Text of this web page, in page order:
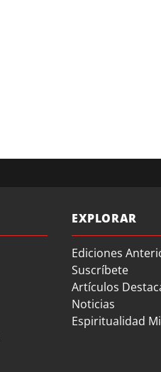
EXPLORAR
Ediciones
Suscríbete
Artículos
Noticias
Espiritualidad